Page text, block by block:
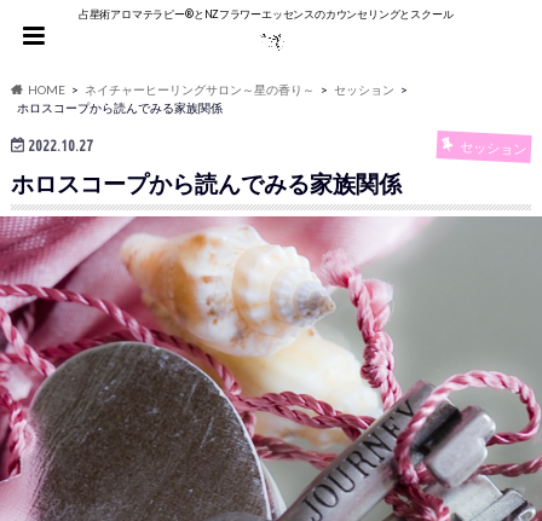
占星術アロマテラピー®︎とNZフラワーエッセンスのカウンセリングとスクール
HOME ネイチャーヒーリングサロン～星の香り～
セッション
ホロスコープから読んでみる家族関係
2022.10.27 セッション
ホロスコープから読んでみる家族関係